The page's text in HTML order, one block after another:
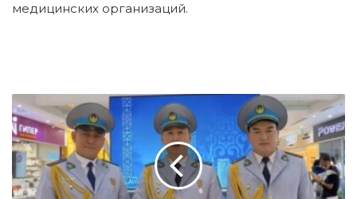
медицинских организаций.
П
О
Л
И
Е